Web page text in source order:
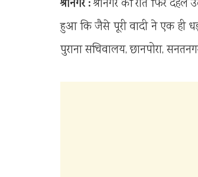
श्रीनगर :श्रीनगर की रात फिर
हुआ कि जैसे पूरी वादी ने एक ही
पुराना सचिवालय, छानपोरा,